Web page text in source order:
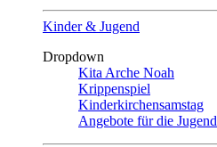
Kinder & Jugend
Dropdown
Kita Arche Noah
Krippenspiel
Kinderkirchensamstag
Angebote für die Jugend